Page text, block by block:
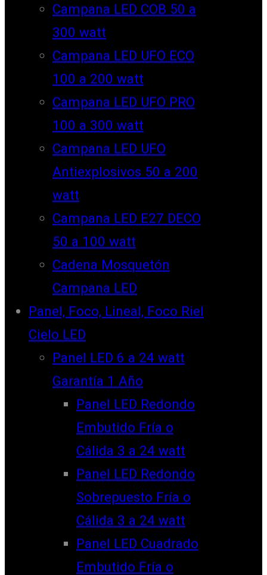
Campana LED COB 50 a
300 watt
Campana LED UFO ECO
100 a 200 watt
Campana LED UFO PRO
100 a 300 watt
Campana LED UFO
Antiexplosivos 50 a 200
watt
Campana LED E27 DECO
50 a 100 watt
Cadena Mosquetón
Campana LED
Panel, Foco, Lineal, Foco Riel
Cielo LED
Panel LED 6 a 24 watt
Garantía 1 Año
Panel LED Redondo
Embutido Fría o
Cálida 3 a 24 watt
Panel LED Redondo
Sobrepuesto Fría o
Cálida 3 a 24 watt
Panel LED Cuadrado
Embutido Fría o